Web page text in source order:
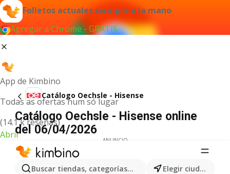
Folletos actuales siempre a la mano
Agregar a Chrome - GRATIS
App de Kimbino
Todas as ofertas num só lugar
(14.1 k reseñas)
Abrir
Buscar tiendas, categorías, productos... Elegir ciudad
Catálogo Oechsle - Hisense
Catálogo Oechsle - Hisense online
del 06/04/2026
ANUNCIO